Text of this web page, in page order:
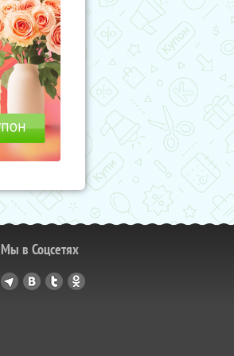
Мы в Соцсетях